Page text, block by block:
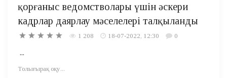
қорғаныс ведомстволары үшін әскери
кадрлар даярлау мәселелері талқыланды
1 208 18-07-2022, 12:30 0
...
Толығырақ оқу...